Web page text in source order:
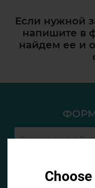
Если нужной
напишите в
найдем ее и